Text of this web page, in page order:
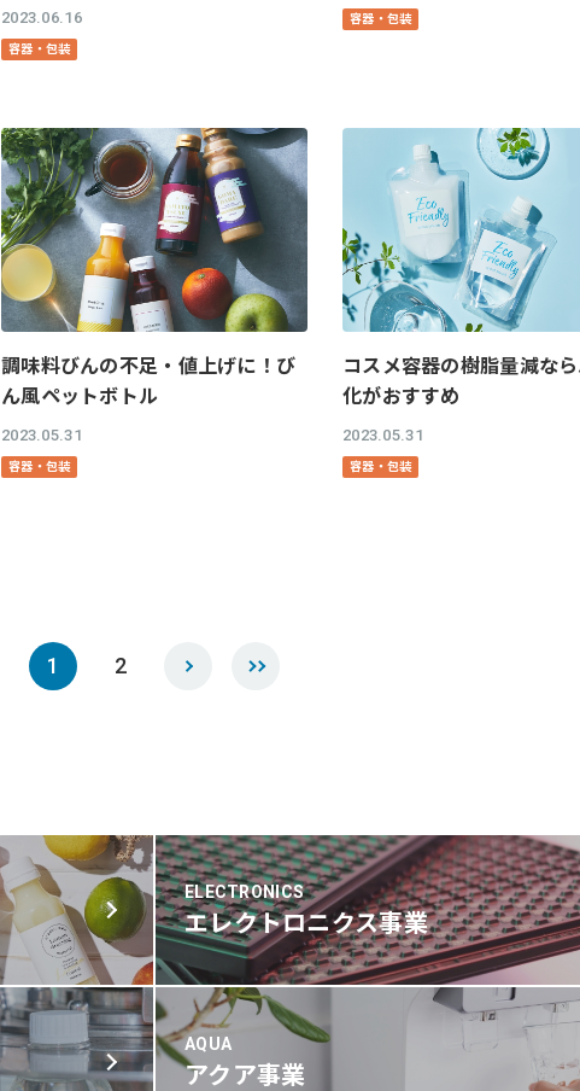
2023.06.16
容器・包装
容器・包装
調味料びんの不足・値上げに！び
ん風ペットボトル
2023.05.31
容器・包装
コスメ容器の樹脂量減な
化がおすすめ
2023.05.31
容器・包装
1 2
ELECTRONICS
エレクトロニクス事業
AQUA
アクア事業